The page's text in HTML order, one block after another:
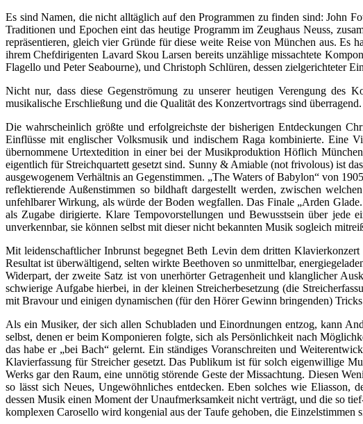
Es sind Namen, die nicht alltäglich auf den Programmen zu finden sind: John
Traditionen und Epochen eint das heutige Programm im Zeughaus Neuss,
repräsentieren, gleich vier Gründe für diese weite Reise von München aus. Es
ihrem Chefdirigenten Lavard Skou Larsen bereits unzählige missachtete
Flagello und Peter Seabourne), und Christoph Schlüren, dessen zielgerichteter
Nicht nur, dass diese Gegenströmung zu unserer heutigen Verengung des
musikalische Erschließung und die Qualität des Konzertvortrags sind überragend.
Die wahrscheinlich größte und erfolgreichste der bisherigen Entdeckungen
Einflüsse mit englischer Volksmusik und indischem Raga kombinierte. Eine
übernommene Urtextedition in einer bei der Musikproduktion Höflich
eigentlich für Streichquartett gesetzt sind. Sunny & Amiable (not frivolous) ist
ausgewogenem Verhältnis an Gegenstimmen. „The Waters of Babylon“ von
reflektierende Außenstimmen so bildhaft dargestellt werden, zwischen
unfehlbarer Wirkung, als würde der Boden wegfallen. Das Finale „Arden
als Zugabe dirigierte. Klare Tempovorstellungen und Bewusstsein über
unverkennbar, sie können selbst mit dieser nicht bekannten Musik sogleich
Mit leidenschaftlicher Inbrunst begegnet Beth Levin dem dritten
Resultat ist überwältigend, selten wirkte Beethoven so unmittelbar,
Widerpart, der zweite Satz ist von unerhörter Getragenheit und klanglicher
schwierige Aufgabe hierbei, in der kleinen Streicherbesetzung (die
mit Bravour und einigen dynamischen (für den Hörer Gewinn bringenden)
Als ein Musiker, der sich allen Schubladen und Einordnungen entzog, kann
selbst, denen er beim Komponieren folgte, sich als Persönlichkeit nach
das habe er „bei Bach“ gelernt. Ein ständiges Voranschreiten und
Klavierfassung für Streicher gesetzt. Das Publikum ist für solch eigenwillige
Werks gar den Raum, eine unnötig störende Geste der Missachtung. Diesen
so lässt sich Neues, Ungewöhnliches entdecken. Eben solches wie Eliasson,
dessen Musik einen Moment der Unaufmerksamkeit nicht verträgt, und die so
komplexen Carosello wird kongenial aus der Taufe gehoben, die